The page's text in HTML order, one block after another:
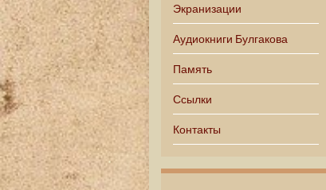
Экранизации
Аудиокниги Булгакова
Память
Ссылки
Контакты